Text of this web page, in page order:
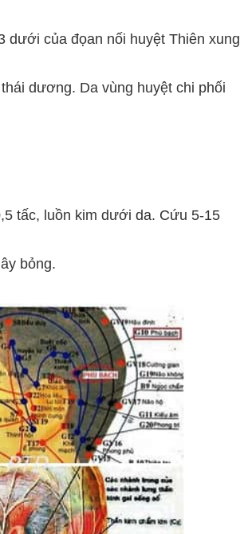
dưới của đọan nối huyệt Thiên xung
dương. Da vùng huyệt chi phối
tấc, luồn kim dưới da. Cứu 5-15
bỏng.